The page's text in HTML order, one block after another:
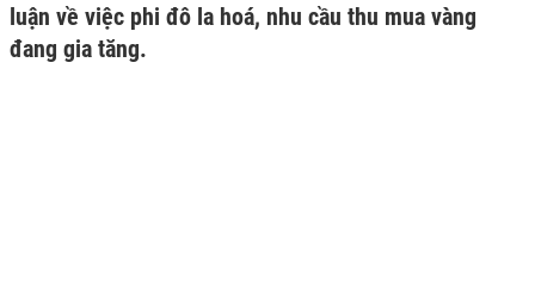
luận về việc phi đô la hoá, nhu cầu thu mua vàng
đang gia tăng.